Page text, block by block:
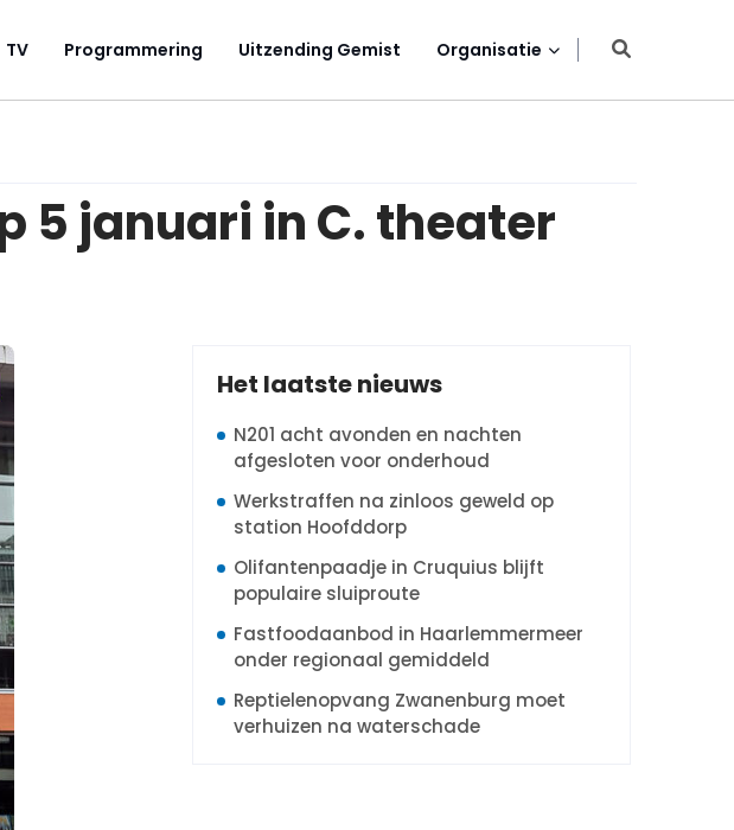
TV Programmering Uitzending Gemist Organisatie
5 januari in C. theater
Het laatste nieuws
N201 acht avonden en nachten
afgesloten voor onderhoud
Werkstraffen na zinloos geweld op
station Hoofddorp
Olifantenpaadje in Cruquius blijft
populaire sluiproute
Fastfoodaanbod in Haarlemmermeer
onder regionaal gemiddeld
Reptielenopvang Zwanenburg moet
verhuizen na waterschade